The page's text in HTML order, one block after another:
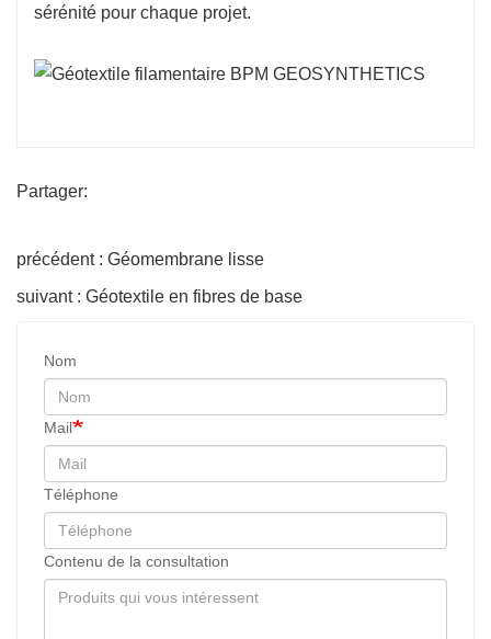
sérénité pour chaque projet.
Partager:
précédent : Géomembrane lisse
suivant : Géotextile en fibres de base
Nom
Mail
Téléphone
Contenu de la consultation